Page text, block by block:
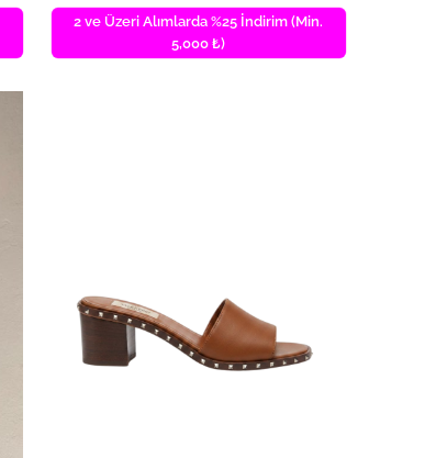
2 ve Üzeri Alımlarda %25 İndirim (Min.
5,000 ₺)